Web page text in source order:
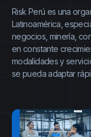
Risk Perú es una
Latinoamérica,
negocios, minería,
en constante
modalidades y
se pueda adaptar